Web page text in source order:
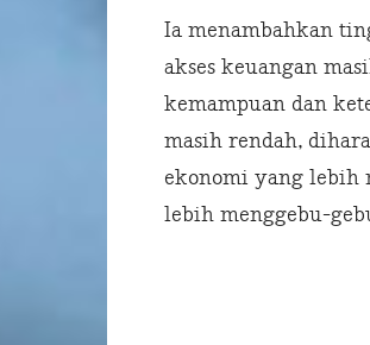
Ia menambahkan
akses keuangan
kemampuan dan
masih rendah,
ekonomi yang lebih
lebih menggebu-